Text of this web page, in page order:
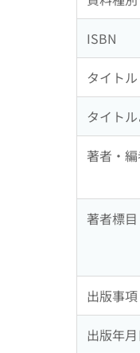
ISBN
タイトル
タイト
著者・
著者標目
出版事項
出版年